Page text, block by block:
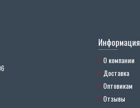
Информация
О компании
Доставка
Оптовикам
Отзывы